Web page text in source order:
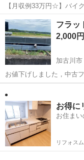
【月収例33万円☆】バイ
／専門知識不要！未経験OK《お仕
クのクランクケースなど
たり、バイク部品のアル...
兵庫 加古川市
フラッ
2,000円
加古川市
お値下げしました，中古
工事用 フェンス 目隠し
す，全部引取の場合単価
凹み...
お得に
お住まい
リフォスム